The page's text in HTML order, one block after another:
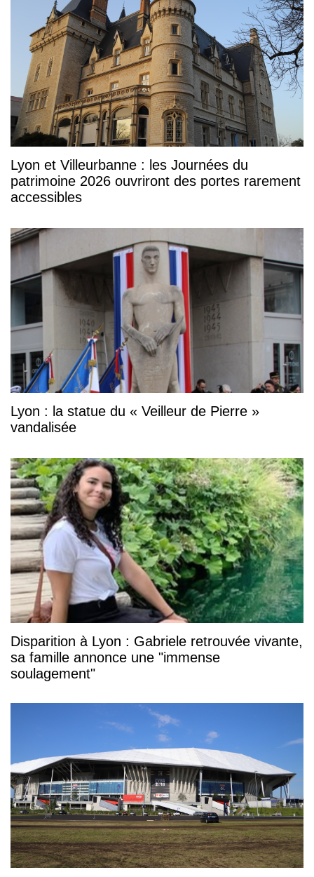
Lyon et Villeurbanne : les Journées du
patrimoine 2026 ouvriront des portes rarement
accessibles
Lyon : la statue du « Veilleur de Pierre »
vandalisée
Disparition à Lyon : Gabriele retrouvée vivante,
sa famille annonce une "immense
soulagement"